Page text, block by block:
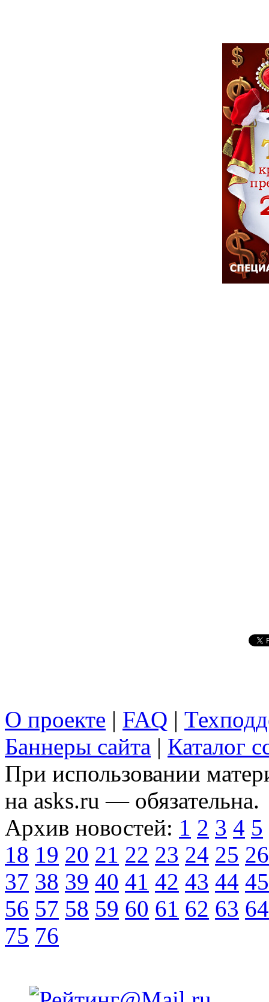
О проекте | FAQ |
Баннеры сайта | Каталог
При использовании
на asks.ru — обязательна.
Архив новостей: 1 2 3 4 5
18 19 20 21 22 23 24 25 26
37 38 39 40 41 42 43 44 45
56 57 58 59 60 61 62 63 64
75 76